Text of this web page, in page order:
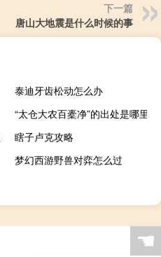
下一篇
唐山大地震是什么时候的事
泰迪牙齿松动怎么办
“太仓大农百橐净”的出处是哪里
瞎子卢克攻略
梦幻西游野兽对弈怎么过
☚